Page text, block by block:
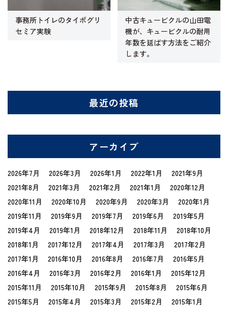
事務所トイレのタイポグリ
セミア実験
中古キュービクルの山田電
機が、キュービクルの耐用
年数を延ばす方法をご紹介
します。
最近の投稿
アーカイブ
2026年7月 2026年3月 2026年1月 2022年1月
2021年9月
2021年8月
2021年3月 2021年2月 2021年1月
2020年12月
2020年11月
2020年10月 2020年9月 2020年3月
2020年1月
2019年11月
2019年9月 2019年7月 2019年6月
2019年5月
2019年4月
2019年1月 2018年12月 2018年11月
2018年10月
2018年1月
2017年12月 2017年4月 2017年3月
2017年2月
2017年1月
2016年10月 2016年8月 2016年7月
2016年5月
2016年4月
2016年3月 2016年2月 2016年1月
2015年12月
2015年11月
2015年10月 2015年9月 2015年8月
2015年6月
2015年5月
2015年4月 2015年3月 2015年2月 2015年1月